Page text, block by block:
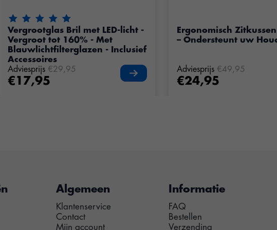
de 5
De beoordeling van dit product is
Vergrootglas Bril met LED-licht -
Vergroot tot 160% - Met
Blauwlichtfilterglazen - Inclusief
Accessoires
Adviesprijs €29,95
€17,95
Ergonomisch
– Ondersteunt uw
Adviesprijs €49,95
€24,95
Algemeen
Klantenservice
Contact
Mijn account
Informatie
FAQ
Bestellen
Verzending